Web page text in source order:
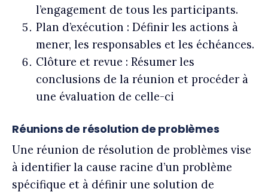
l’engagement de tous les participants.
Plan d’exécution : Définir les actions à
mener, les responsables et les échéances.
Clôture et revue : Résumer les
conclusions de la réunion et procéder à
une évaluation de celle-ci
Réunions de résolution de problèmes
Une réunion de résolution de problèmes vise
à identifier la cause racine d’un problème
spécifique et à définir une solution de